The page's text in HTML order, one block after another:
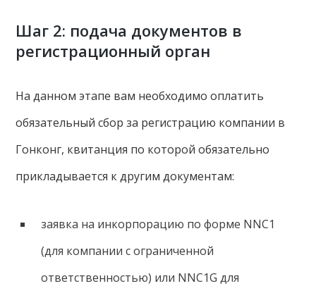
Шаг 2: подача документов в
регистрационный орган
На данном этапе вам необходимо оплатить
обязательный сбор за регистрацию компании в
Гонконг, квитанция по которой обязательно
прикладывается к другим документам:
заявка на инкорпорацию по форме NNC1
(для компании с ограниченной
ответственностью) или NNC1G для